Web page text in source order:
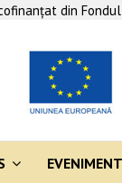
din